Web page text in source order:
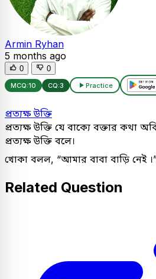
Armin Ryhan
5 months ago
0 0
MCQ:10 CQ:3 Practice
প্রত্যক্ষ উক্তি
প্রত্যক্ষ উক্তি যে বাক্যে বক্তার কথা
প্রত্যক্ষ উক্তি বলে।
খোকা বলল, “আমার বাবা বাড়ি নেই
Related Question